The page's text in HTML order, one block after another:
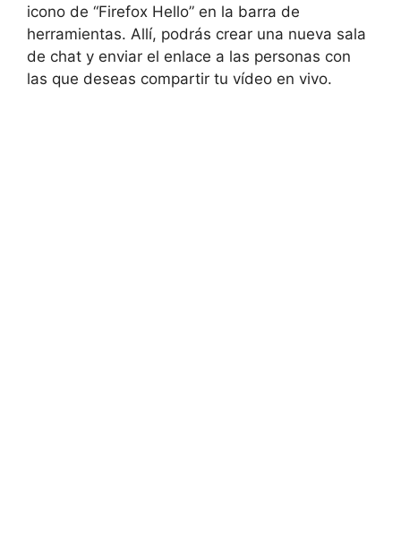
icono de “Firefox Hello” en la barra de
herramientas. Allí, podrás crear una nueva sala
de chat y enviar el enlace a las personas con
las que deseas compartir tu vídeo en vivo.